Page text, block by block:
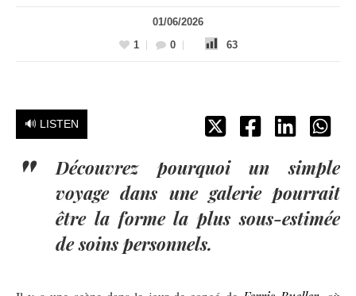
01/06/2026
1
0 63
🔊 LISTEN
Découvrez pourquoi un simple
voyage dans une galerie pourrait
être la forme la plus sous-estimée
de soins personnels.